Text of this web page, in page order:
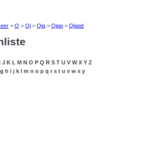
> Q > Qj > Qjq > Qjqq > Qjqqd
J K L M N O P Q R S T U V W X Y Z
g h i j k l m n o p q r s t u v w x y